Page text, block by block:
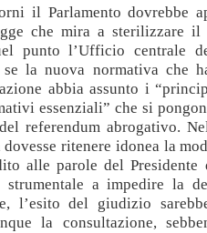
il Parlamento dovrebbe
che mira a sterilizzare il
punto l’Ufficio centrale
la nuova normativa che
abbia assunto i
essenziali” che si
referendum abrogativo.
dovesse ritenere idonea la
alle parole del Presidente
strumentale a impedire la
l’esito del giudizio
la consultazione,